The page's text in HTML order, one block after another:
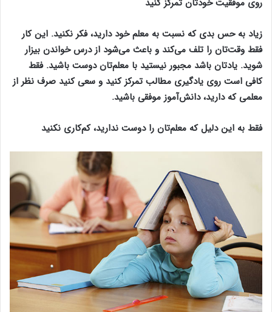
روی موفقیت خودتان تمرکز کنید
زیاد به حس بدی که نسبت به معلم خود دارید، فکر نکنید. این کار
فقط وقت‌تان را تلف می‌کند و باعث می‌شود از درس خواندن بیزار
شوید. یادتان باشد مجبور نیستید با معلم‌تان دوست باشید. فقط
کافی است روی یادگیری مطالب تمرکز کنید و سعی کنید صرف نظر از
معلمی که دارید، دانش‌آموز موفقی باشید.
فقط به این دلیل که معلم‌تان را دوست ندارید، کم‌کاری نکنید